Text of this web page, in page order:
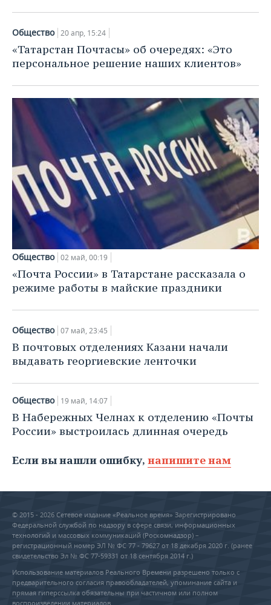
Общество 20 апр, 15:24
«Татарстан Почтасы» об очередях: «Это
персональное решение наших клиентов»
Общество 02 май, 00:19
«Почта России» в Татарстане рассказала о
режиме работы в майские праздники
Общество 07 май, 23:45
В почтовых отделениях Казани начали
выдавать георгиевские ленточки
Общество 19 май, 14:07
В Набережных Челнах к отделению «Почты
России» выстроилась длинная очередь
Если вы нашли ошибку, напишите нам
© 2015 - 2026 Сетевое издание «Реальное время» Зарегистрировано
Федеральной службой по надзору в сфере связи, информационных
технологий и массовых коммуникаций (Роскомнадзор) –
регистрационный номер ЭЛ № ФС 77 - 79627 от 18 декабря 2020 г. (ранее
свидетельство Эл № ФС 77-59331 от 18 сентября 2014 г.)
Использование материалов Реального Времени разрешено только с
предварительного согласия правообладателей, упоминание сайта и
прямая гиперссылка обязательны при частичном или полном
воспроизведении материалов.